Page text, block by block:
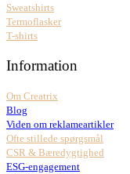
Sweatshirts
Termoflasker
T-shirts
Information
Om Creatrix
Blog
Viden om reklameartikler
Ofte stillede spørgsmål
CSR & Bæredygtighed
ESG-engagement